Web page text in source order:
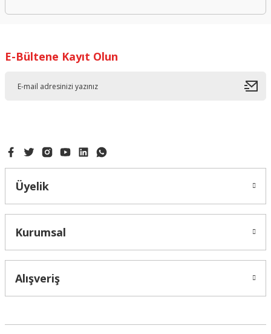
E-Bültene Kayıt Olun
Üyelik
Kurumsal
Alışveriş